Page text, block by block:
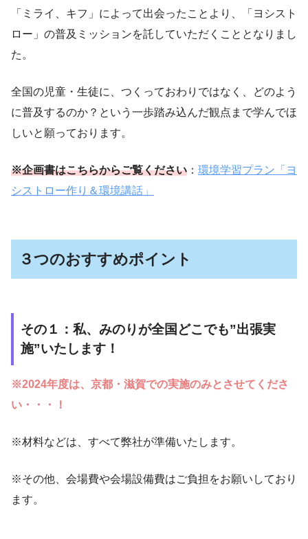
「ミライ、キフ」によって出会ったことより、「ヨシスト
ロー」の普及ミッションを託していただくこととなりまし
た。
全国の児童・生徒に、つくっておわりではなく、どのよう
に普及するのか？という一歩踏み込んだ観点まで学んでほ
しいと願っております。
※企画書はこちらからご覧ください ： 環境学習プラン「ヨ
シストロー作り＆環境講話」
３つのおすすめポイント
その１：私、みのりが全国どこでも”出張実
施”いたします！
※2024年度は、京都・滋賀での実施のみとさせてくださ
い・・・！
※材料などは、すべて弊社が準備いたします。
※その他、会場費や会場設備費はご負担をお願いしており
ます。